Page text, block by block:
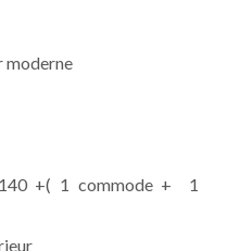
moderne
+( 1 commode + 1